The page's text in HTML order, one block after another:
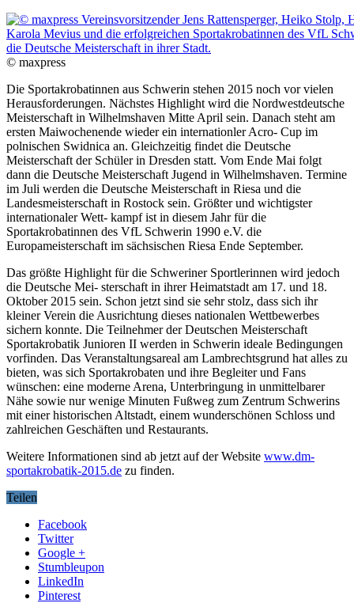
© maxpress
Die Sportakrobatinnen aus Schwerin stehen 2015 noch vor vielen
Herausforderungen. Nächstes Highlight wird die Nordwestdeutsche
Meisterschaft in Wilhelmshaven Mitte April sein. Danach steht am
ersten Maiwochenende wieder ein internationler Acro- Cup im
polnischen Swidnica an. Gleichzeitig findet die Deutsche
Meisterschaft der Schüler in Dresden statt. Vom Ende Mai folgt
dann die Deutsche Meisterschaft Jugend in Wilhelmshaven. Termine
im Juli werden die Deutsche Meisterschaft in Riesa und die
Landesmeisterschaft in Rostock sein. Größter und wichtigster
internationaler Wett- kampf ist in diesem Jahr für die
Sportakrobatinnen des VfL Schwerin 1990 e.V. die
Europameisterschaft im sächsischen Riesa Ende September.
Das größte Highlight für die Schweriner Sportlerinnen wird jedoch
die Deutsche Mei- sterschaft in ihrer Heimatstadt am 17. und 18.
Oktober 2015 sein. Schon jetzt sind sie sehr stolz, dass sich ihr
kleiner Verein die Ausrichtung dieses nationalen Wettbewerbes
sichern konnte. Die Teilnehmer der Deutschen Meisterschaft
Sportakrobatik Junioren II werden in Schwerin ideale Bedingungen
vorfinden. Das Veranstaltungsareal am Lambrechtsgrund hat alles zu
bieten, was sich Sportakrobaten und ihre Begleiter und Fans
wünschen: eine moderne Arena, Unterbringung in unmittelbarer
Nähe sowie nur wenige Minuten Fußweg zum Zentrum Schwerins
mit einer historischen Altstadt, einem wunderschönen Schloss und
zahlreichen Geschäften und Restaurants.
Weitere Informationen sind ab jetzt auf der Website www.dm-
sportakrobatik-2015.de zu finden.
Teilen
Facebook
Twitter
Google +
Stumbleupon
LinkedIn
Pinterest